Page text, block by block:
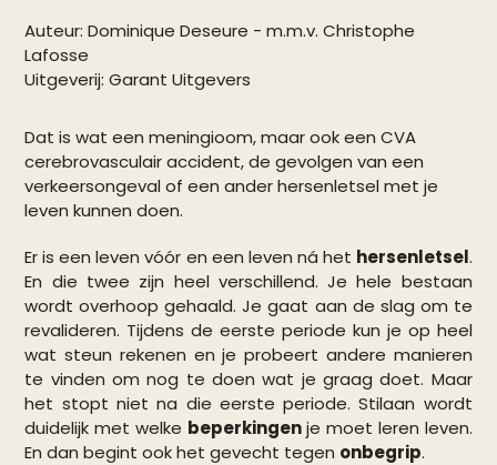
Auteur: Dominique Deseure - m.m.v. Christophe
Lafosse
Uitgeverij: Garant Uitgevers
Dat is wat een meningioom, maar ook een CVA
cerebrovasculair accident, de gevolgen van een
verkeersongeval of een ander hersenletsel met je
leven kunnen doen.
Er is een leven vóór en een leven ná het hersenletsel.
En die twee zijn heel verschillend. Je hele bestaan
wordt overhoop gehaald. Je gaat aan de slag om te
revalideren. Tijdens de eerste periode kun je op heel
wat steun rekenen en je probeert andere manieren
te vinden om nog te doen wat je graag doet. Maar
het stopt niet na die eerste periode. Stilaan wordt
duidelijk met welke beperkingenje moet leren leven.
En dan begint ook het gevecht tegen onbegrip.